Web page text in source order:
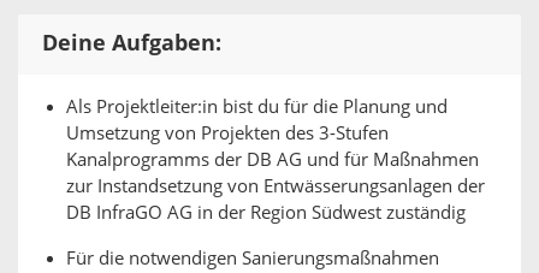
Deine Aufgaben:
Als Projektleiter:in bist du für die Planung und
Umsetzung von Projekten des 3-Stufen
Kanalprogramms der DB AG und für Maßnahmen
zur Instandsetzung von Entwässerungsanlagen der
DB InfraGO AG in der Region Südwest zuständig
Für die notwendigen Sanierungsmaßnahmen